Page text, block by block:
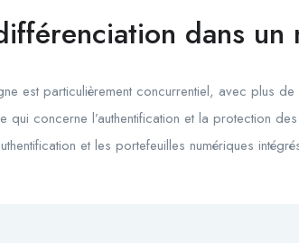
dans
est particulièrement concurrentiel, avec plus
qui concerne l’authentification et la protection
et les portefeuilles numériques